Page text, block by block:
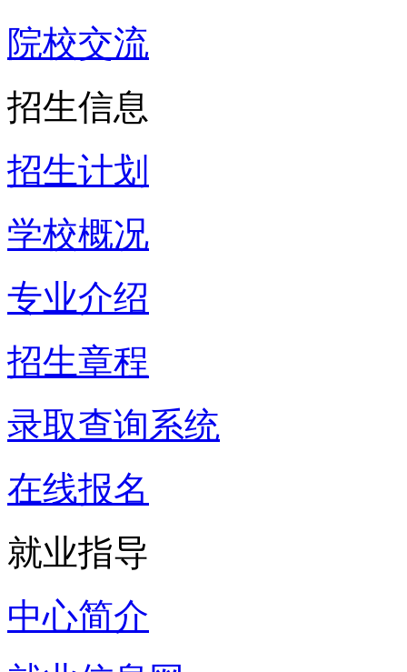
院校交流
招生信息
招生计划
学校概况
专业介绍
招生章程
录取查询系统
在线报名
就业指导
中心简介